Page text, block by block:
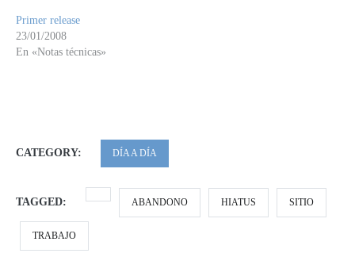
Primer release
23/01/2008
En «Notas técnicas»
CATEGORY: DÍA A DÍA
TAGGED: ABANDONO HIATUS SITIO
TRABAJO